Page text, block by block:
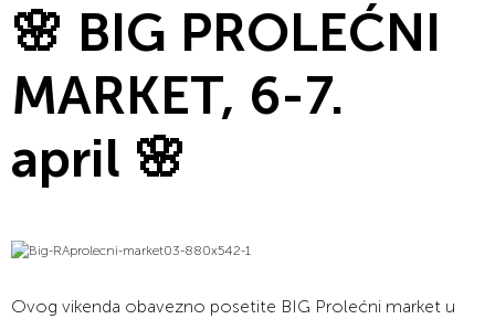
🌸 BIG PROLEĆNI
MARKET, 6-7.
april 🌸
Ovog vikenda obavezno posetite BIG Prolećni market u